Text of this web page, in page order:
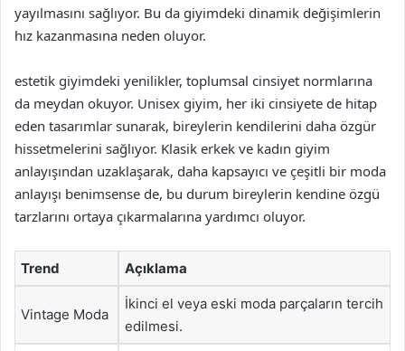
yayılmasını sağlıyor. Bu da giyimdeki dinamik değişimlerin
hız kazanmasına neden oluyor.
estetik giyimdeki yenilikler, toplumsal cinsiyet normlarına
da meydan okuyor. Unisex giyim, her iki cinsiyete de hitap
eden tasarımlar sunarak, bireylerin kendilerini daha özgür
hissetmelerini sağlıyor. Klasik erkek ve kadın giyim
anlayışından uzaklaşarak, daha kapsayıcı ve çeşitli bir moda
anlayışı benimsense de, bu durum bireylerin kendine özgü
tarzlarını ortaya çıkarmalarına yardımcı oluyor.
Trend Açıklama
Vintage Moda
İkinci el veya eski moda parçaların tercih
edilmesi.